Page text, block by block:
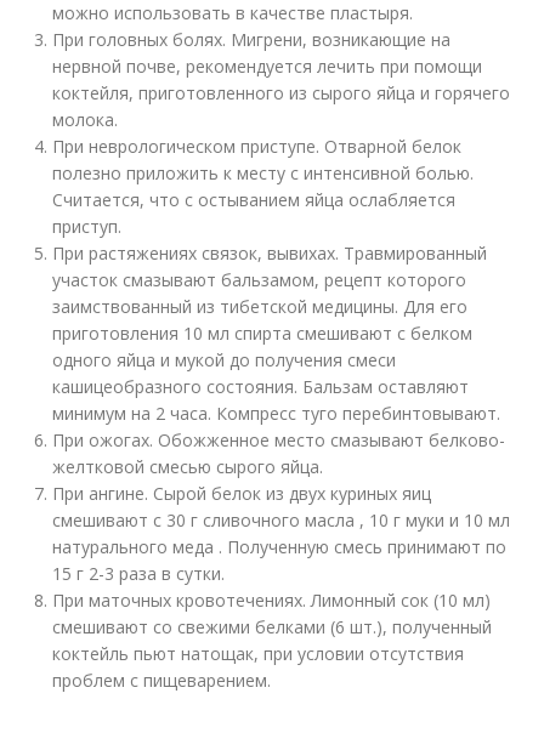
можно использовать в качестве пластыря.
При головных болях. Мигрени, возникающие на
нервной почве, рекомендуется лечить при помощи
коктейля, приготовленного из сырого яйца и горячего
молока.
При неврологическом приступе. Отварной белок
полезно приложить к месту с интенсивной болью.
Считается, что с остыванием яйца ослабляется
приступ.
При растяжениях связок, вывихах. Травмированный
участок смазывают бальзамом, рецепт которого
заимствованный из тибетской медицины. Для его
приготовления 10 мл спирта смешивают с белком
одного яйца и мукой до получения смеси
кашицеобразного состояния. Бальзам оставляют
минимум на 2 часа. Компресс туго перебинтовывают.
При ожогах. Обожженное место смазывают белково-
желтковой смесью сырого яйца.
При ангине. Сырой белок из двух куриных яиц
смешивают с 30 г сливочного масла , 10 г муки и 10 мл
натурального меда . Полученную смесь принимают по
15 г 2-3 раза в сутки.
При маточных кровотечениях. Лимонный сок (10 мл)
смешивают со свежими белками (6 шт.), полученный
коктейль пьют натощак, при условии отсутствия
проблем с пищеварением.